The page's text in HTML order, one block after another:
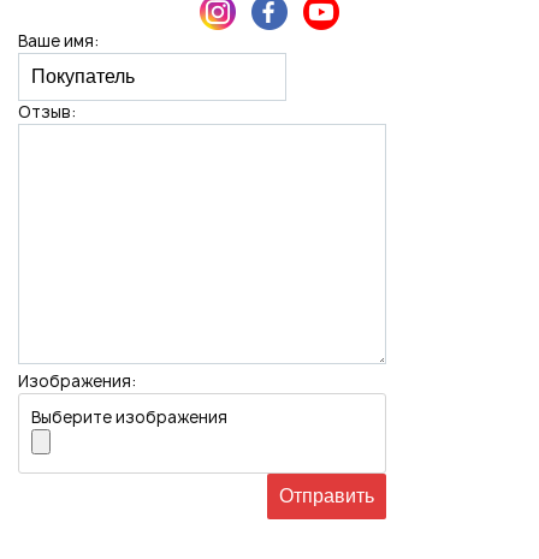
Ваше имя:
Отзыв:
Изображения:
Выберите изображения